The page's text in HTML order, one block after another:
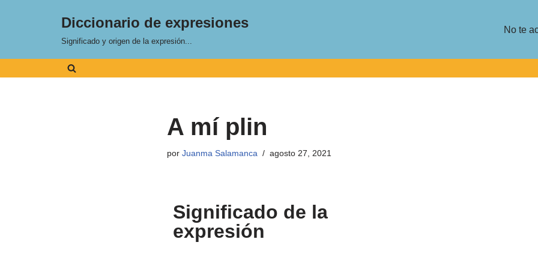
Diccionario de expresiones
Significado y origen de la expresión...
No te
A mí plin
por Juanma Salamanca agosto 27, 2021
Significado de la
expresión